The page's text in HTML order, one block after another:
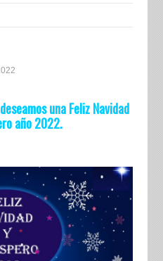
una Feliz Navidad
año 2022.